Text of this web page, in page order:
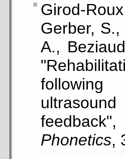
Girod-
Gerber,
A.,
Phonetics,